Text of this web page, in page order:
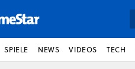
SPIELE NEWS VIDEOS TECH